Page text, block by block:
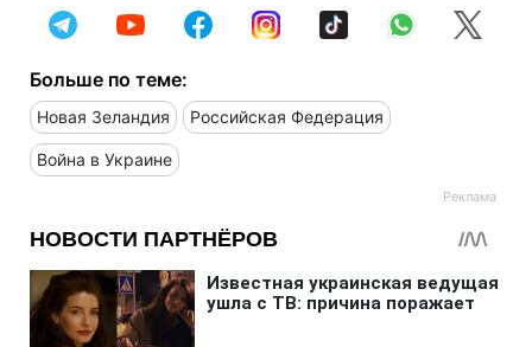
Больше по теме:
Новая Зеландия Российская Федерация
Война в Украине